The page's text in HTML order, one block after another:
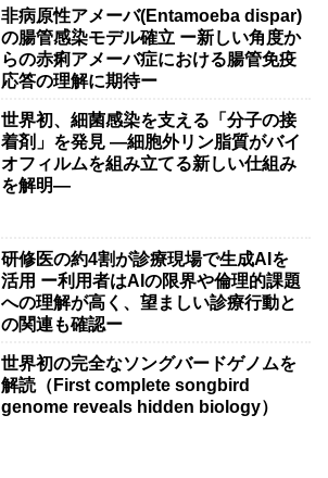
非病原性アメーバ(Entamoeba dispar)
の腸管感染モデル確立 ー新しい角度か
らの赤痢アメーバ症における腸管免疫
応答の理解に期待ー
世界初、細菌感染を支える「分子の接
着剤」を発見 ―細胞外リン脂質がバイ
オフィルムを組み立てる新しい仕組み
を解明―
研修医の約4割が診療現場で生成AIを
活用 ー利用者はAIの限界や倫理的課題
への理解が高く、望ましい診療行動と
の関連も確認ー
世界初の完全なソングバードゲノムを
解読（First complete songbird
genome reveals hidden biology）